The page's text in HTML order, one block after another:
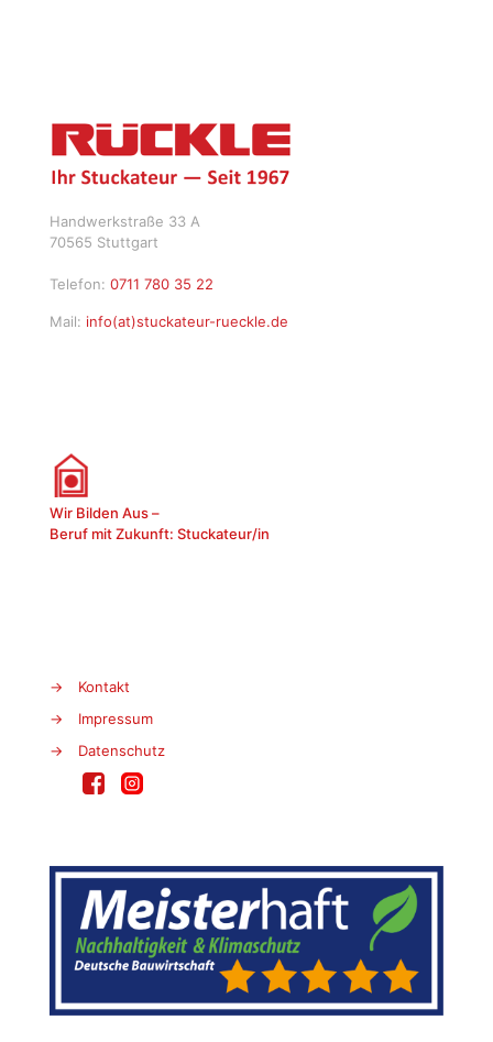
Handwerkstraße 33 A
70565 Stuttgart
Telefon: 0711 780 35 22
Mail: info(at)stuckateur-rueckle.de
Wir Bilden Aus –
Beruf mit Zukunft: Stuckateur/in
→
Kontakt
→
Impressum
→
Datenschutz